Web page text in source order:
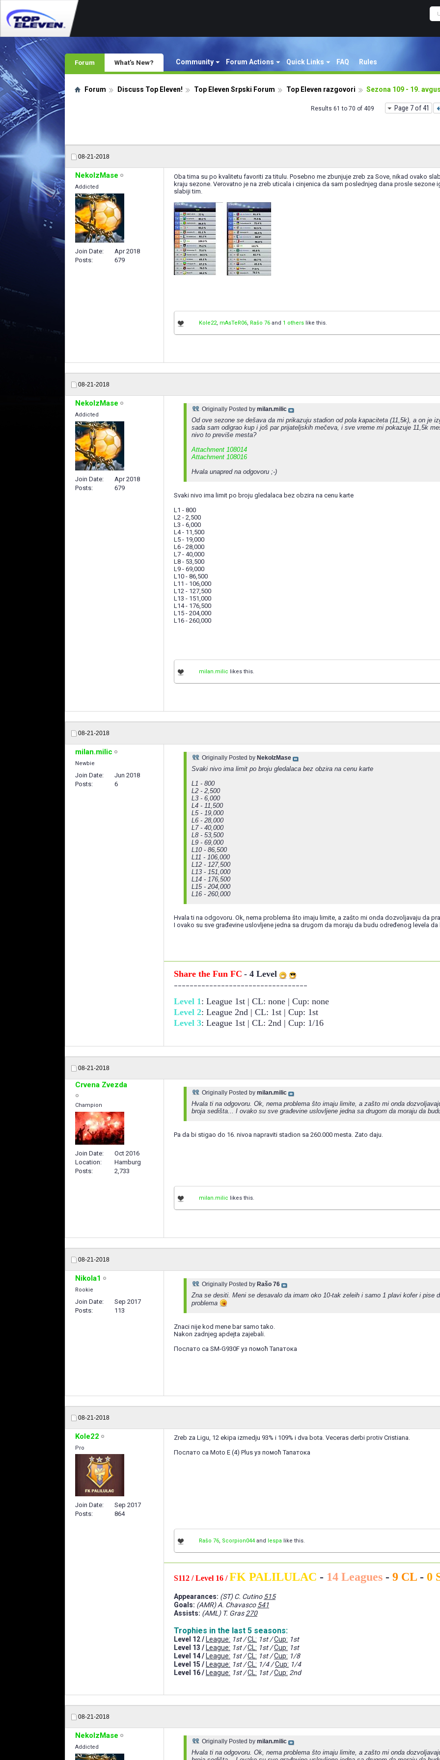
Forum Community Forum Actions Quick Links FAQ Rules
What's New?
Forum Discuss Top Eleven! Top Eleven Srpski Forum Top Eleven razgovori Sezona 109 - 19.
Page 7 of 41
Results 61 to 70 of 409
08-21-2018
NekoIzMase
Addicted
Join Date
Apr 2018
Posts
679
Oba tima su po kvalitetu favoriti za titulu. Posebno me zbunjuje zreb za Sove, nikad ovako
kraju sezone. Verovatno je na zreb uticala i cinjenica da sam poslednjeg dana prosle
slabiji tim.
Kole22, mAsTeR06, Rašo 76 and 1 others like this.
08-21-2018
NekoIzMase
Addicted
Join Date
Apr 2018
Posts
679
Originally Posted by milan.milic
Od ove sezone se dešava da mi prikazuju stadion od pola kapaciteta (11,5k), a on je
sada sam odigrao kup i još par prijateljskih mečeva, i sve vreme mi pokazuje 11,5k
nivo to previše mesta?
Attachment 108014
Attachment 108016
Hvala unapred na odgovoru ;-)
Svaki nivo ima limit po broju gledalaca bez obzira na cenu karte
L1 - 800
L2 - 2,500
L3 - 6,000
L4 - 11,500
L5 - 19,000
L6 - 28,000
L7 - 40,000
L8 - 53,500
L9 - 69,000
L10 - 86,500
L11 - 106,000
L12 - 127,500
L13 - 151,000
L14 - 176,500
L15 - 204,000
L16 - 260,000
milan.milic likes this.
08-21-2018
milan.milic
Newbie
Join Date
Jun 2018
Posts
6
Originally Posted by NekoIzMase
Svaki nivo ima limit po broju gledalaca bez obzira na cenu karte
L1 - 800
L2 - 2,500
L3 - 6,000
L4 - 11,500
L5 - 19,000
L6 - 28,000
L7 - 40,000
L8 - 53,500
L9 - 69,000
L10 - 86,500
L11 - 106,000
L12 - 127,500
L13 - 151,000
L14 - 176,500
L15 - 204,000
L16 - 260,000
Hvala ti na odgovoru. Ok, nema problema što imaju limite, a zašto mi onda dozvoljavaju da
I ovako su sve građevine uslovljene jedna sa drugom da moraju da budu određenog levela da
Share the Fun FC - 4 Level
Level 1: League 1st | CL: none | Cup: none
Level 2: League 2nd | CL: 1st | Cup: 1st
Level 3: League 1st | CL: 2nd | Cup: 1/16
08-21-2018
Crvena Zvezda
Champion
Join Date
Oct 2016
Location
Hamburg
Posts
2,733
Originally Posted by milan.milic
Hvala ti na odgovoru. Ok, nema problema što imaju limite, a zašto mi onda
broja sedišta... I ovako su sve građevine uslovljene jedna sa drugom da moraju da
Pa da bi stigao do 16. nivoa napraviti stadion sa 260.000 mesta. Zato daju.
milan.milic likes this.
08-21-2018
Nikola1
Rookie
Join Date
Sep 2017
Posts
113
Originally Posted by Rašo 76
Zna se desiti. Meni se desavalo da imam oko 10-tak zeleih i samo 1 plavi kofer i pise
problema
Znaci nije kod mene bar samo tako.
Nakon zadnjeg apdejta zajebali.
Послато са SM-G930F уз помоћ Тапатока
08-21-2018
Kole22
Pro
Join Date
Sep 2017
Posts
864
Zreb za Ligu, 12 ekipa izmedju 93% i 109% i dva bota. Veceras derbi protiv Cristiana.
Послато са Moto E (4) Plus уз помоћ Тапатока
Rašo 76, Scorpion044 and lespa like this.
S112 / Level 16 / FK PALILULAC - 14 Leagues - 9 CL - 0
Appearances: (ST) C. Cutino515
Goals: (AMR) A. Chavasco541
Assists: (AML) T. Gras270
Trophies in the last 5 seasons:
Level 12 / League: 1st /CL: 1st /Cup: 1st
Level 13 / League: 1st /CL: 1st /Cup: 1st
Level 14 / League: 1st /CL: 1st /Cup: 1/8
Level 15 / League: 1st /CL: 1/4 /Cup: 1/4
Level 16 / League: 1st /CL: 1st /Cup: 2nd
08-21-2018
NekoIzMase
Addicted
Originally Posted by milan.milic
Hvala ti na odgovoru. Ok, nema problema što imaju limite, a zašto mi onda